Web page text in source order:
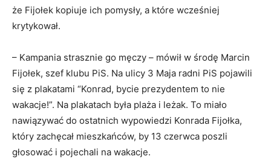
że Fijołek kopiuje ich pomysły, a które wcześniej
krytykował.
– Kampania strasznie go męczy – mówił w środę Marcin
Fijołek, szef klubu PiS. Na ulicy 3 Maja radni PiS pojawili
się z plakatami “Konrad, bycie prezydentem to nie
wakacje!”. Na plakatach była plaża i leżak. To miało
nawiązywać do ostatnich wypowiedzi Konrada Fijołka,
który zachęcał mieszkańców, by 13 czerwca poszli
głosować i pojechali na wakacje.